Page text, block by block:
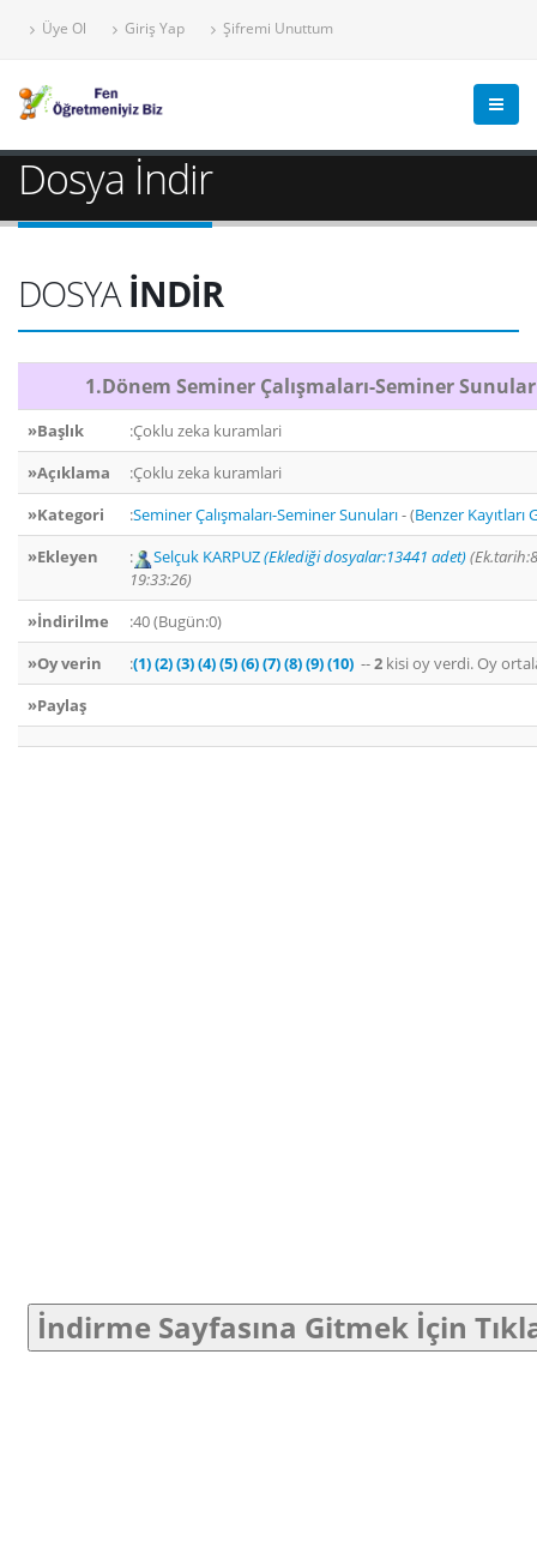
Üye Ol Giriş Yap Şifremi Unuttum
Dosya İndir
DOSYAİNDİR
1.Dönem Seminer Çalışmaları-Seminer
»Başlık
:Çoklu zeka kuramlari
»Açıklama
:Çoklu zeka kuramlari
»Kategori
:Seminer Çalışmaları-Seminer Sunuları- (Benzer Kayıtları
»Ekleyen
: Selçuk KARPUZ(Eklediği dosyalar:13441 adet)
19:33:26)
»İndirilme
:40 (Bugün:0)
»Oy verin
:(1)(2)(3)(4)(5)(6)(7)(8)(9)(10) --2 kisi oy verdi. Oy
»Paylaş